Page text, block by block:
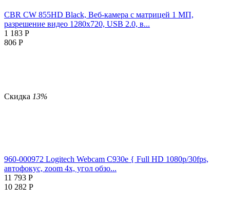
CBR CW 855HD Black, Веб-камера с матрицей 1 МП,
разрешение видео 1280х720, USB 2.0, в...
1 183 Р
806 Р
Скидка 13%
960-000972 Logitech Webcam C930e { Full HD 1080p/30fps,
автофокус, zoom 4x, угол обзо...
11 793 Р
10 282 Р